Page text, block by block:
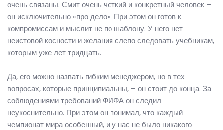
очень связаны. Смит очень четкий и конкретный человек –
он исключительно «про дело». При этом он готов к
компромиссам и мыслит не по шаблону. У него нет
неистовой косности и желания слепо следовать учебникам,
которым уже лет тридцать.
Да, его можно назвать гибким менеджером, но в тех
вопросах, которые принципиальны, – он стоит до конца. За
соблюдениями требований ФИФА он следил
неукоснительно. При этом он понимал, что каждый
чемпионат мира особенный, и у нас не было никакого